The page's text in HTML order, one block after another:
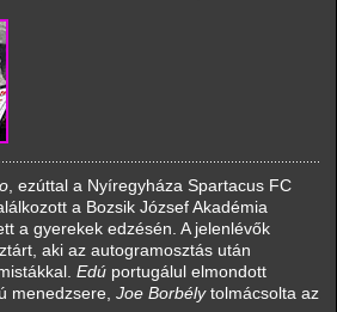
, ezúttal a Nyíregyháza Spartacus FC
a Bozsik József Akadémia
a gyerekek edzésén. A jelenlévők
aki az autogramosztás után
Edú portugálul elmondott
menedzsere, Joe Borbélytolmácsolta az